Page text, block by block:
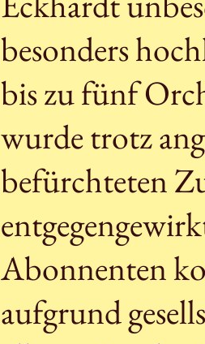
besonders
bis zu fünf
wurde trotz
befürchteten
Abonnenten
aufgrund